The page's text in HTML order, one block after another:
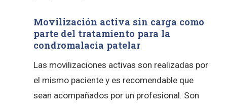
Movilización activa sin carga como
parte del tratamiento para la
condromalacia patelar
Las movilizaciones activas son realizadas por
el mismo paciente y es recomendable que
sean acompañados por un profesional. Son